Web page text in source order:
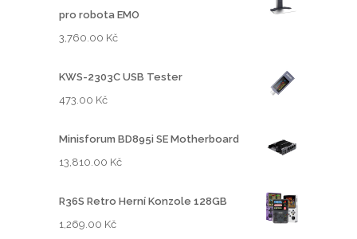
pro robota EMO
3,760.00 Kč
KWS-2303C USB Tester
473.00 Kč
Minisforum BD895i SE Motherboard
13,810.00 Kč
R36S Retro Herní Konzole 128GB
1,269.00 Kč